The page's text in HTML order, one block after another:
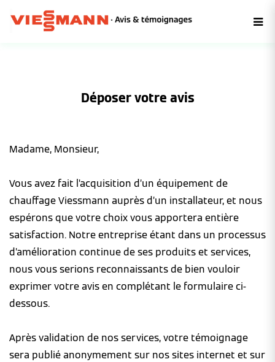
Déposer votre avis
Madame, Monsieur,
Vous avez fait l’acquisition d’un équipement de
chauffage Viessmann auprès d’un installateur, et nous
espérons que votre choix vous apportera entière
satisfaction. Notre entreprise étant dans un processus
d’amélioration continue de ses produits et services,
nous vous serions reconnaissants de bien vouloir
exprimer votre avis en complétant le formulaire ci-
dessous.
Après validation de nos services, votre témoignage
sera publié anonymement sur nos sites internet et sur